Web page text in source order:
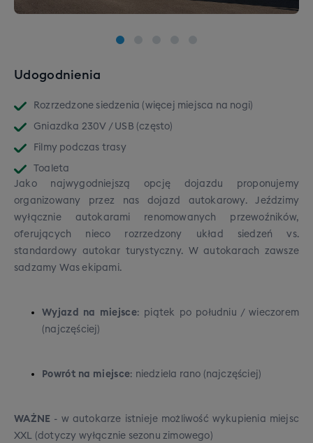
Udogodnienia
Rozrzedzone siedzenia (więcej miejsca na nogi)
Gniazdka 230V / USB (często)
Filmy podczas trasy
Toaleta
Jako najwygodniejszą opcję dojazdu proponujemy
organizowany przez nas dojazd autokarowy. Jeździmy
wyłącznie autokarami renomowanych przewoźników,
oferujących nieco rozrzedzony układ siedzeń vs.
standardowy autokar turystyczny. W autokarach zawsze
sadzamy Was ekipami.
Wyjazd na miejsce: piątek po południu / wieczorem
(najczęściej)
Powrót na miejsce: niedziela rano (najczęściej)
WAŻNE - w autokarze istnieje możliwość wykupienia miejsc
XXL (dotyczy wyłącznie sezonu zimowego)